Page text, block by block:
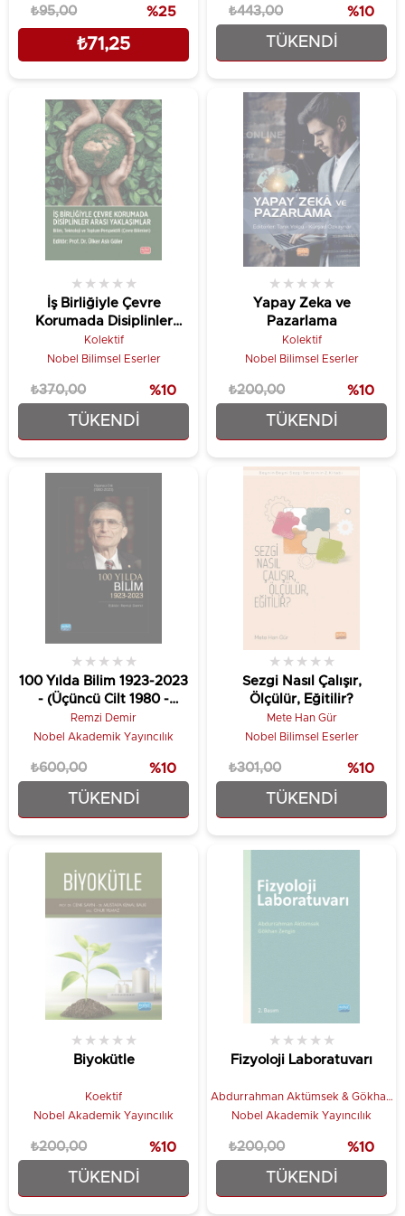
₺71,25
₺95,00 %25
TÜKENDI
₺398,70
₺443,00 %10
TÜKENDI
İş Birliğiyle Çevre
Korumada Disiplinler
Arası Yaklaşımlar
★ ★ ★ ★ ★
Kolektif
Nobel Bilimsel Eserler
₺333,00
₺370,00 %10
TÜKENDI
Yapay Zeka ve
Pazarlama
★ ★ ★ ★ ★
Kolektif
Nobel Bilimsel Eserler
₺180,00
₺200,00 %10
TÜKENDI
100 Yılda Bilim 1923-2023
- (Üçüncü Cilt 1980 -
2023)
★ ★ ★ ★ ★
Remzi Demir
Nobel Akademik Yayıncılık
₺540,00
₺600,00 %10
TÜKENDI
Sezgi Nasıl Çalışır,
Ölçülür, Eğitilir?
★ ★ ★ ★ ★
Mete Han Gür
Nobel Bilimsel Eserler
₺270,90
₺301,00 %10
TÜKENDI
Biyokütle
★ ★ ★ ★ ★
Koektif
Nobel Akademik Yayıncılık
₺180,00
₺200,00 %10
TÜKENDI
Fizyoloji Laboratuvarı
★ ★ ★ ★ ★
Abdurrahman Aktümsek & Gökhan
Zengin
Nobel Akademik Yayıncılık
₺180,00
₺200,00 %10